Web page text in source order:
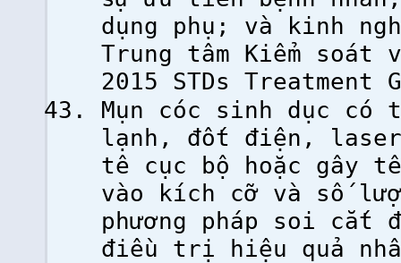
dụng phụ; và kinh
Trung tâm Kiểm soát
2015 STDs
Mụn cóc sinh dục có
lạnh, đốt điện,
tê cục bộ hoặc gây
vào kích cỡ và số
phương pháp soi cắt
điều trị hiệu quả